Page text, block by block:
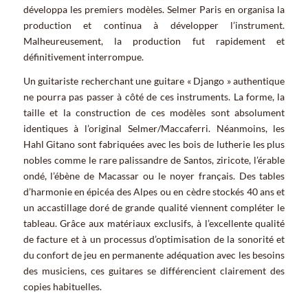
développa les premiers modèles. Selmer Paris en organisa la
production et continua à développer l’instrument.
Malheureusement, la production fut rapidement et
définitivement interrompue.
Un guitariste recherchant une guitare « Django » authentique
ne pourra pas passer à côté de ces instruments. La forme, la
taille et la construction de ces modèles sont absolument
identiques à l’original Selmer/Maccaferri. Néanmoins, les
Hahl Gitano sont fabriquées avec les bois de lutherie les plus
nobles comme le rare palissandre de Santos, ziricote, l’érable
ondé, l’ébène de Macassar ou le noyer français. Des tables
d’harmonie en épicéa des Alpes ou en cèdre stockés 40 ans et
un accastillage doré de grande qualité viennent compléter le
tableau. Grâce aux matériaux exclusifs, à l’excellente qualité
de facture et à un processus d’optimisation de la sonorité et
du confort de jeu en permanente adéquation avec les besoins
des musiciens, ces guitares se différencient clairement des
copies habituelles.